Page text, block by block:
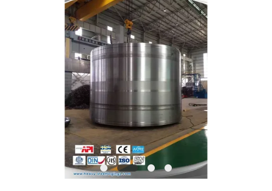
PRIVACY